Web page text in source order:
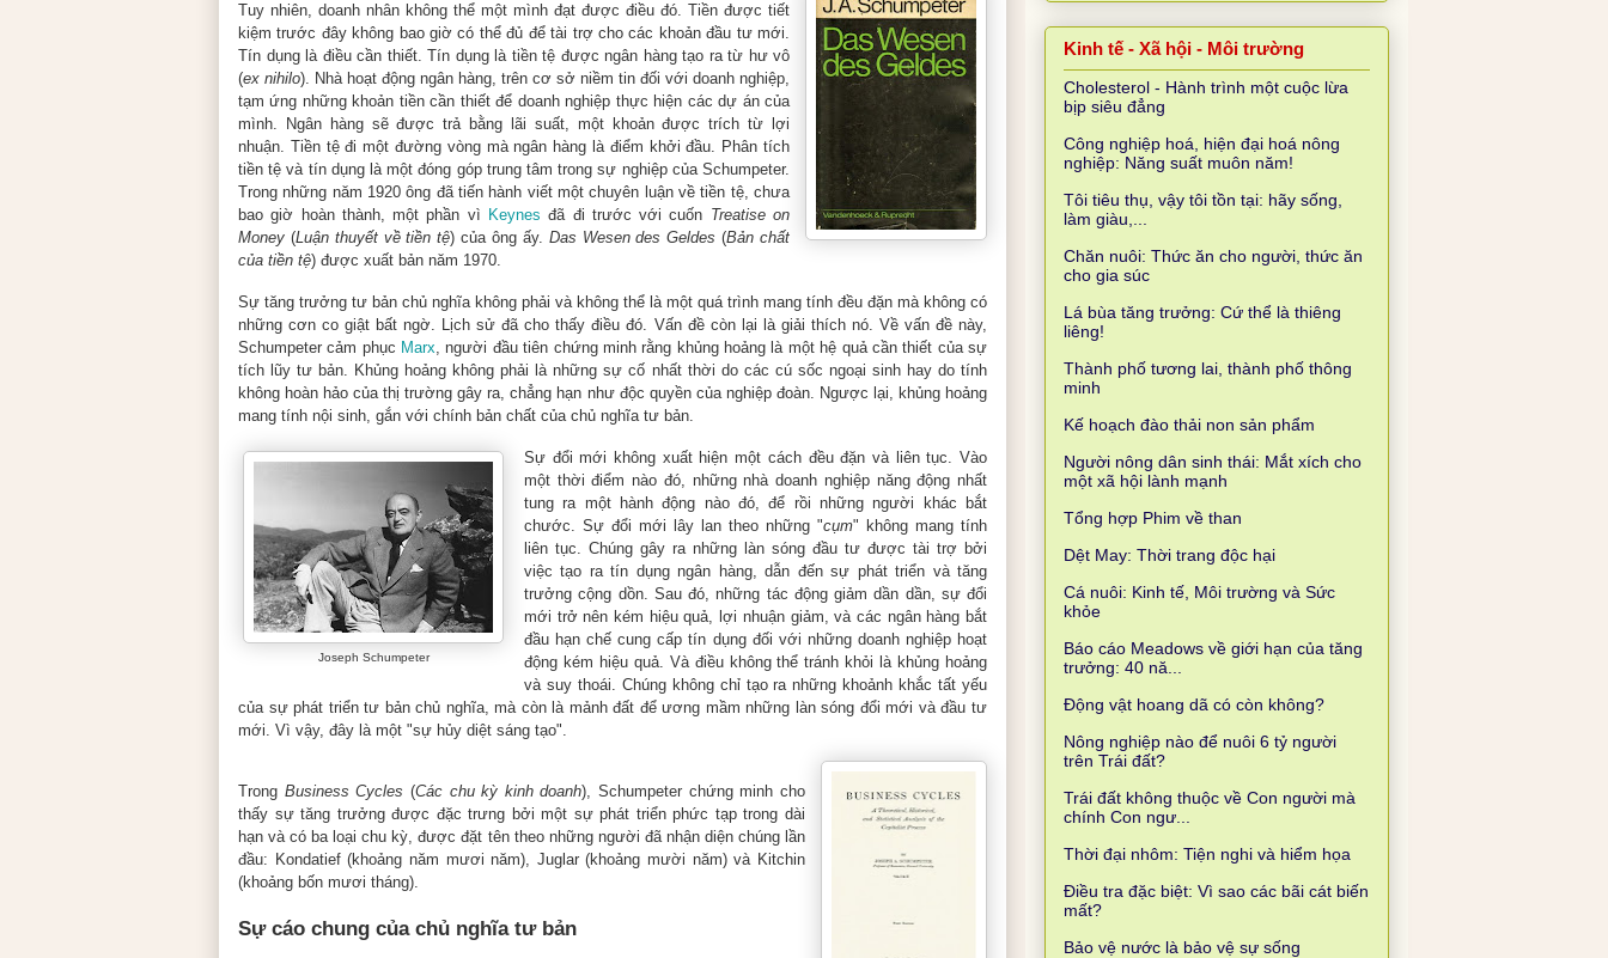
Tuy nhiên, doanh nhân không thể một mình đạt được điều đó. Tiền được tiết
kiệm trước đây không bao giờ có thể đủ để tài trợ cho các khoản đầu tư mới.
Tín dụng là điều cần thiết. Tín dụng là tiền tệ được ngân hàng tạo ra từ hư vô
(ex nihilo). Nhà hoạt động ngân hàng, trên cơ sở niềm tin đối với doanh nghiệp,
tạm ứng những khoản tiền cần thiết để doanh nghiệp thực hiện các dự án của
mình. Ngân hàng sẽ được trả bằng lãi suất, một khoản được trích từ lợi
nhuận. Tiền tệ đi một đường vòng mà ngân hàng là điểm khởi đầu. Phân tích
tiền tệ và tín dụng là một đóng góp trung tâm trong sự nghiệp của Schumpeter.
Trong những năm 1920 ông đã tiến hành viết một chuyên luận về tiền tệ, chưa
bao giờ hoàn thành, một phần vì Keynes đã đi trước với cuốn Treatise on
Money (Luận thuyết về tiền tệ) của ông ấy. Das Wesen des Geldes (Bản chất
của tiền tệ) được xuất bản năm 1970.
Sự tăng trưởng tư bản chủ nghĩa không phải và không thể là một quá trình mang tính đều đặn mà không có
những cơn co giật bất ngờ. Lịch sử đã cho thấy điều đó. Vấn đề còn lại là giải thích nó. Về vấn đề này,
Schumpeter cảm phục Marx, người đầu tiên chứng minh rằng khủng hoảng là một hệ quả cần thiết của sự
tích lũy tư bản. Khủng hoảng không phải là những sự cố nhất thời do các cú sốc ngoại sinh hay do tính
không hoàn hảo của thị trường gây ra, chẳng hạn như độc quyền của nghiệp đoàn. Ngược lại, khủng hoảng
mang tính nội sinh, gắn với chính bản chất của chủ nghĩa tư bản.
Joseph Schumpeter
Sự đổi mới không xuất hiện một cách đều đặn và liên tục. Vào
một thời điểm nào đó, những nhà doanh nghiệp năng động nhất
tung ra một hành động nào đó, để rồi những người khác bắt
chước. Sự đổi mới lây lan theo những "cụm" không mang tính
liên tục. Chúng gây ra những làn sóng đầu tư được tài trợ bởi
việc tạo ra tín dụng ngân hàng, dẫn đến sự phát triển và tăng
trưởng cộng dồn. Sau đó, những tác động giảm dần dần, sự đổi
mới trở nên kém hiệu quả, lợi nhuận giảm, và các ngân hàng bắt
đầu hạn chế cung cấp tín dụng đối với những doanh nghiệp hoạt
động kém hiệu quả. Và điều không thể tránh khỏi là khủng hoảng
và suy thoái. Chúng không chỉ tạo ra những khoảnh khắc tất yếu
của sự phát triển tư bản chủ nghĩa, mà còn là mảnh đất để ương mầm những làn sóng đổi mới và đầu tư
mới. Vì vậy, đây là một "sự hủy diệt sáng tạo".
Trong Business Cycles (Các chu kỳ kinh doanh), Schumpeter chứng minh cho
thấy sự tăng trưởng được đặc trưng bởi một sự phát triển phức tạp trong dài
hạn và có ba loại chu kỳ, được đặt tên theo những người đã nhận diện chúng lần
đầu: Kondatief (khoảng năm mươi năm), Juglar (khoảng mười năm) và Kitchin
(khoảng bốn mươi tháng).
Sự cáo chung của chủ nghĩa tư bản
Kinh tế - Xã hội - Môi trường
Cholesterol - Hành trình một cuộc lừa
bịp siêu đẳng
Công nghiệp hoá, hiện đại hoá nông
nghiệp: Năng suất muôn năm!
Tôi tiêu thụ, vậy tôi tồn tại: hãy sống,
làm giàu,...
Chăn nuôi: Thức ăn cho người, thức ăn
cho gia súc
Lá bùa tăng trưởng: Cứ thể là thiêng
liêng!
Thành phố tương lai, thành phố thông
minh
Kế hoạch đào thải non sản phẩm
Người nông dân sinh thái: Mắt xích cho
một xã hội lành mạnh
Tổng hợp Phim về than
Dệt May: Thời trang độc hại
Cá nuôi: Kinh tế, Môi trường và Sức
khỏe
Báo cáo Meadows về giới hạn của tăng
trưởng: 40 nă...
Động vật hoang dã có còn không?
Nông nghiệp nào để nuôi 6 tỷ người
trên Trái đất?
Trái đất không thuộc về Con người mà
chính Con ngư...
Thời đại nhôm: Tiện nghi và hiểm họa
Điều tra đặc biệt: Vì sao các bãi cát biến
mất?
Bảo vệ nước là bảo vệ sự sống